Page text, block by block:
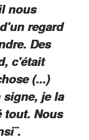
nous
regard
Des
c'était
(...)
je la
tout. Nous